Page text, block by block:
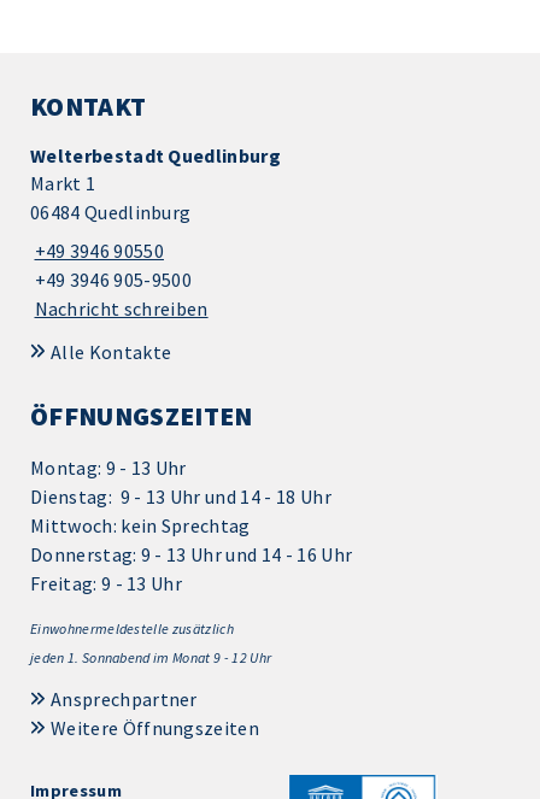
KONTAKT
Welterbestadt Quedlinburg
Markt 1
06484 Quedlinburg
+49 3946 90550
+49 3946 905-9500
Nachricht schreiben
Alle Kontakte
ÖFFNUNGSZEITEN
Montag: 9 - 13 Uhr
Dienstag: 9 - 13 Uhr und 14 - 18 Uhr
Mittwoch: kein Sprechtag
Donnerstag: 9 - 13 Uhr und 14 - 16 Uhr
Freitag: 9 - 13 Uhr
Einwohnermeldestelle zusätzlich
jeden 1. Sonnabend im Monat 9 - 12 Uhr
Ansprechpartner
Weitere Öffnungszeiten
Impressum